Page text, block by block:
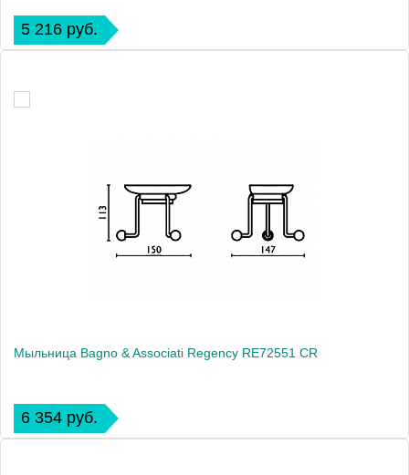
5 216 руб.
Мыльница Bagno & Associati Regency RE72551 CR
6 354 руб.